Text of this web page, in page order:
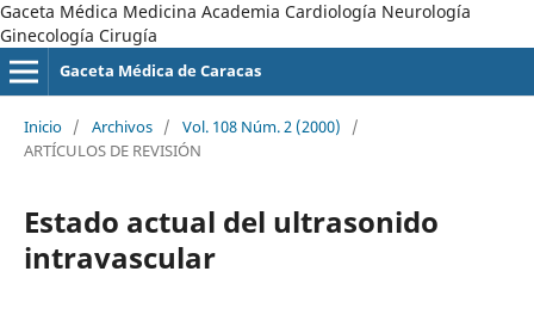
Gaceta Médica Medicina Academia Cardiología Neurología
Ginecología Cirugía
Gaceta Médica de Caracas
Inicio / Archivos / Vol. 108 Núm. 2 (2000)
/
ARTÍCULOS DE REVISIÓN
Estado actual del ultrasonido
intravascular